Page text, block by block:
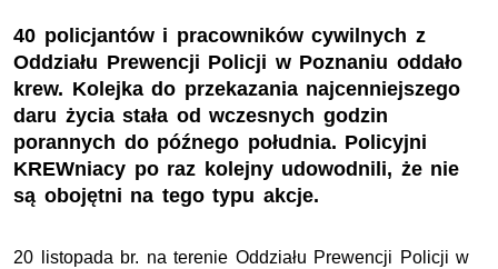
40 policjantów i pracowników cywilnych z
Oddziału Prewencji Policji w Poznaniu oddało
krew. Kolejka do przekazania najcenniejszego
daru życia stała od wczesnych godzin
porannych do późnego południa. Policyjni
KREWniacy po raz kolejny udowodnili, że nie
są obojętni na tego typu akcje.
20 listopada br. na terenie Oddziału Prewencji Policji w